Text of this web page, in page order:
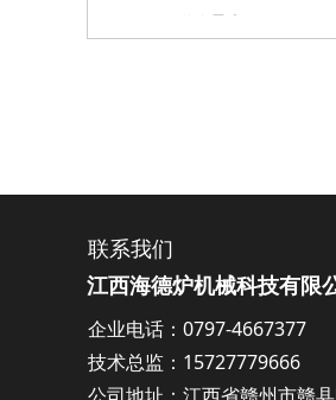
联系我们
江西海德炉机械科技有限
企业电话：0797-4667377
技术总监：15727779666